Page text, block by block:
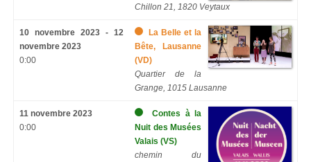
Chillon 21, 1820 Veytaux
10 novembre 2023 - 12
novembre 2023
0:00
La Belle et la
Bête, Lausanne
(VD)
Quartier de la
Grange, 1015 Lausanne
11 novembre 2023
0:00
Contes à la
Nuit des Musées
Valais (VS)
chemin du